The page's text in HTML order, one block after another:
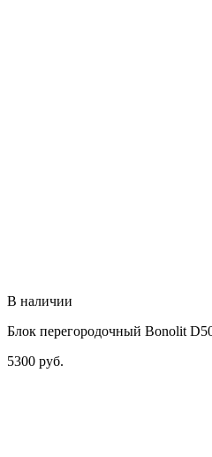
В наличии
Блок перегородочный Bonolit
5300 руб.